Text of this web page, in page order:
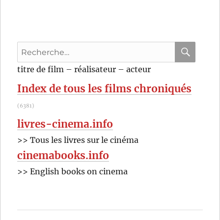
Recherche
pour
titre de film – réalisateur – acteur
Index de tous les films chroniqués
(6381)
livres-cinema.info
>> Tous les livres sur le cinéma
cinemabooks.info
>> English books on cinema